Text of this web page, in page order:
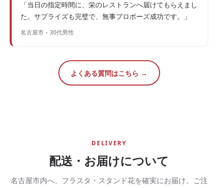
「当日の指定時間に、栄のレストランへ届けてもらえまし
た。サプライズも完璧で、無事プロポーズ成功です。」
名古屋市・30代男性
よくある質問はこちら →
DELIVERY
配送・お届けについて
名古屋市内へ、フラスタ・スタンド花を確実にお届け。ご注